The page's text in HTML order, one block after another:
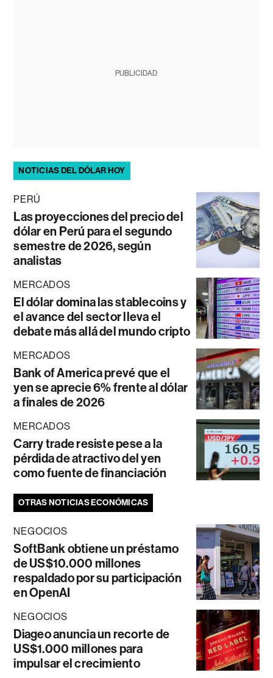
PUBLICIDAD
NOTICIAS DEL DÓLAR HOY
PERÚ
Las proyecciones del precio del
dólar en Perú para el segundo
semestre de 2026, según
analistas
MERCADOS
El dólar domina las stablecoins y
el avance del sector lleva el
debate más allá del mundo cripto
MERCADOS
Bank of America prevé que el
yen se aprecie 6% frente al dólar
a finales de 2026
MERCADOS
Carry trade resiste pese a la
pérdida de atractivo del yen
como fuente de financiación
OTRAS NOTICIAS ECONÓMICAS
NEGOCIOS
SoftBank obtiene un préstamo
de US$10.000 millones
respaldado por su participación
en OpenAI
NEGOCIOS
Diageo anuncia un recorte de
US$1.000 millones para
impulsar el crecimiento